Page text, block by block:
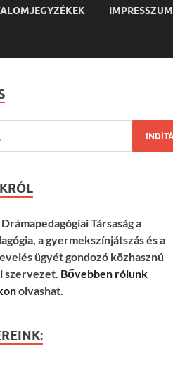
IMPRESSZUM
Társaság a
a gyermekszínjátszás és a
ügyét gondozó közhasznú
szervezet. Bővebben rólunk
olvashat.